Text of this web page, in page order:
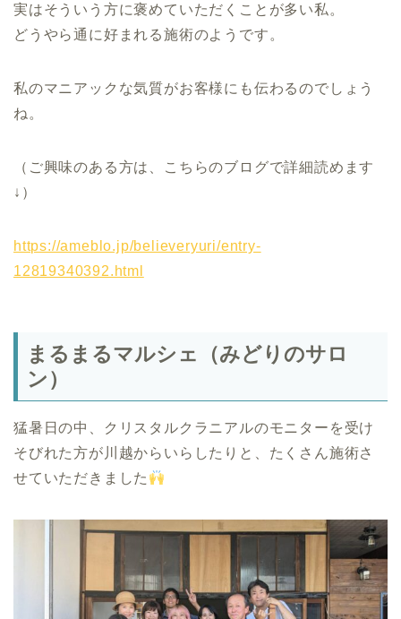
実はそういう方に褒めていただくことが多い私。
どうやら通に好まれる施術のようです。
私のマニアックな気質がお客様にも伝わるのでしょう
ね。
（ご興味のある方は、こちらのブログで詳細読めます
↓）
https://ameblo.jp/believeryuri/entry-
12819340392.html
まるまるマルシェ（みどりのサロ
ン）
猛暑日の中、クリスタルクラニアルのモニターを受け
そびれた方が川越からいらしたりと、たくさん施術さ
せていただきました